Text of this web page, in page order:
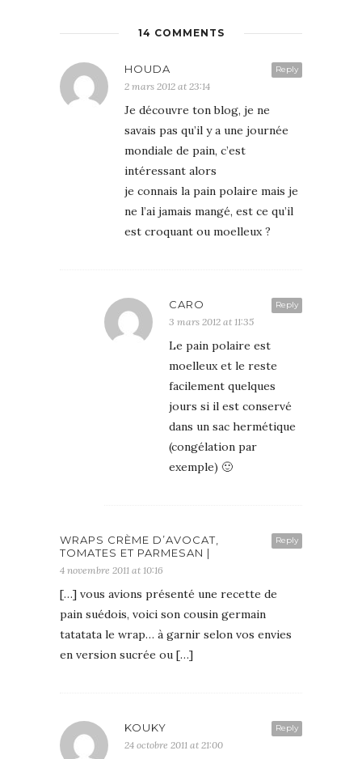
14 COMMENTS
Reply
HOUDA
2 mars 2012 at 23:14
Je découvre ton blog, je ne
savais pas qu’il y a une journée
mondiale de pain, c’est
intéressant alors
je connais la pain polaire mais je
ne l’ai jamais mangé, est ce qu’il
est croquant ou moelleux ?
Reply
CARO
3 mars 2012 at 11:35
Le pain polaire est
moelleux et le reste
facilement quelques
jours si il est conservé
dans un sac hermétique
(congélation par
exemple) 🙂
Reply
WRAPS CRÈME D’AVOCAT,
TOMATES ET PARMESAN |
4 novembre 2011 at 10:16
[…] vous avions présenté une recette de
pain suédois, voici son cousin germain
tatatata le wrap… à garnir selon vos envies
en version sucrée ou […]
Reply
KOUKY
24 octobre 2011 at 21:00